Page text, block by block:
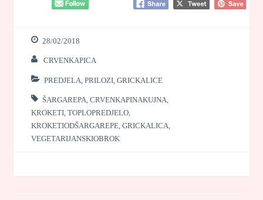
28/02/2018
CRVENKAPICA
PREDJELA, PRILOZI, GRICKALICE
ŠARGAREPA ,CRVENKAPINAKUJNA
KROKETI ,TOPLOPREDJELO
KROKETIODŠARGAREPE ,GRICKALICA
VEGETARIJANSKIOBROK